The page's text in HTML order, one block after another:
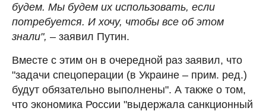
будем. Мы будем их использовать, если
потребуется. И хочу, чтобы все об этом
знали", – заявил Путин.
Вместе с этим он в очередной раз заявил, что
"задачи спецоперации (в Украине – прим. ред.)
будут обязательно выполнены". А также о том,
что экономика России "выдержала санкционный